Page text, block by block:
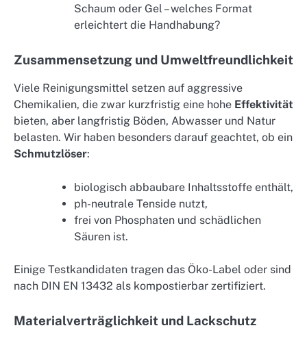
Schaum oder Gel – welches Format
erleichtert die Handhabung?
Zusammensetzung und Umweltfreundlichkeit
Viele Reinigungsmittel setzen auf aggressive
Chemikalien, die zwar kurzfristig eine hohe Effektivität
bieten, aber langfristig Böden, Abwasser und Natur
belasten. Wir haben besonders darauf geachtet, ob ein
Schmutzlöser:
biologisch abbaubare Inhaltsstoffe enthält,
ph-neutrale Tenside nutzt,
frei von Phosphaten und schädlichen
Säuren ist.
Einige Testkandidaten tragen das Öko-Label oder sind
nach DIN EN 13432 als kompostierbar zertifiziert.
Materialverträglichkeit und Lackschutz